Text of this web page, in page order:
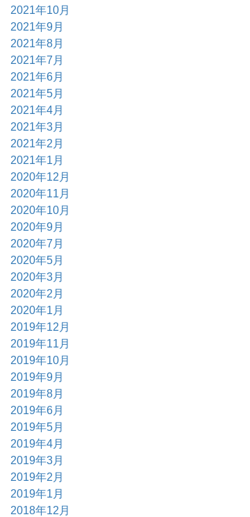
2021年10月
2021年9月
2021年8月
2021年7月
2021年6月
2021年5月
2021年4月
2021年3月
2021年2月
2021年1月
2020年12月
2020年11月
2020年10月
2020年9月
2020年7月
2020年5月
2020年3月
2020年2月
2020年1月
2019年12月
2019年11月
2019年10月
2019年9月
2019年8月
2019年6月
2019年5月
2019年4月
2019年3月
2019年2月
2019年1月
2018年12月